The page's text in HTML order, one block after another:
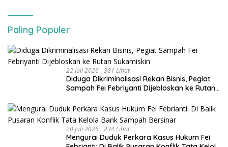
Paling Populer
22 Juli 2026 381 Lihat
Diduga Dikriminalisasi Rekan Bisnis, Pegiat
Sampah Fei Febriyanti Dijebloskan ke Rutan
20 Juli 2026 234 Lihat
​Mengurai Duduk Perkara Kasus Hukum Fei